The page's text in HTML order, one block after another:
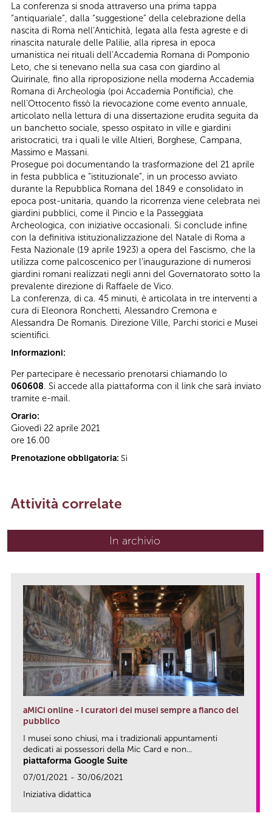
La conferenza si snoda attraverso una prima tappa
“antiquariale”, dalla “suggestione” della celebrazione della
nascita di Roma nell’Antichità, legata alla festa agreste e di
rinascita naturale delle Palilie, alla ripresa in epoca
umanistica nei rituali dell’Accademia Romana di Pomponio
Leto, che si tenevano nella sua casa con giardino al
Quirinale, fino alla riproposizione nella moderna Accademia
Romana di Archeologia (poi Accademia Pontificia), che
nell’Ottocento fissò la rievocazione come evento annuale,
articolato nella lettura di una dissertazione erudita seguita da
un banchetto sociale, spesso ospitato in ville e giardini
aristocratici, tra i quali le ville Altieri, Borghese, Campana,
Massimo e Massani.
Prosegue poi documentando la trasformazione del 21 aprile
in festa pubblica e “istituzionale”, in un processo avviato
durante la Repubblica Romana del 1849 e consolidato in
epoca post-unitaria, quando la ricorrenza viene celebrata nei
giardini pubblici, come il Pincio e la Passeggiata
Archeologica, con iniziative occasionali. Si conclude infine
con la definitiva istituzionalizzazione del Natale di Roma a
Festa Nazionale (19 aprile 1923) a opera del Fascismo, che la
utilizza come palcoscenico per l’inaugurazione di numerosi
giardini romani realizzati negli anni del Governatorato sotto la
prevalente direzione di Raffaele de Vico.
La conferenza, di ca. 45 minuti, è articolata in tre interventi a
cura di Eleonora Ronchetti, Alessandro Cremona e
Alessandra De Romanis. Direzione Ville, Parchi storici e Musei
scientifici.
Informazioni:
Per partecipare è necessario prenotarsi chiamando lo
060608. Si accede alla piattaforma con il link che sarà inviato
tramite e-mail.
Orario:
Giovedì 22 aprile 2021
ore 16.00
Prenotazione obbligatoria: Sì
Attività correlate
In archivio
aMICi online - I curatori dei musei sempre a fianco del
pubblico
I musei sono chiusi, ma i tradizionali appuntamenti
dedicati ai possessori della Mic Card e non...
piattaforma Google Suite
07/01/2021 - 30/06/2021
Iniziativa didattica